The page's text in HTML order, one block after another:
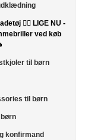
🧜‍♀️ LIGE NU -
ved køb
til børn
til børn
konfirmand